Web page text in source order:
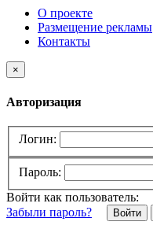
О проекте
Размещение рекламы
Контакты
×
Авторизация
Логин:
Пароль:
Войти как пользователь:
Забыли пароль?